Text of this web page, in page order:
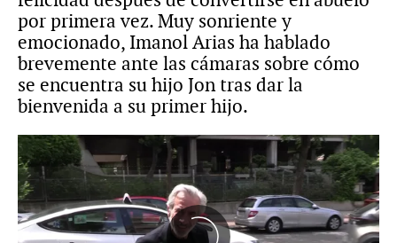
por primera vez. Muy sonriente y
emocionado, Imanol Arias ha hablado
brevemente ante las cámaras sobre cómo
se encuentra su hijo Jon tras dar la
bienvenida a su primer hijo.